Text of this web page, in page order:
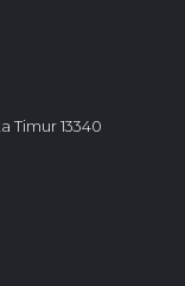
Timur 13340